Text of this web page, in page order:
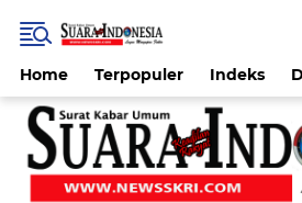
Home Terpopuler Indeks